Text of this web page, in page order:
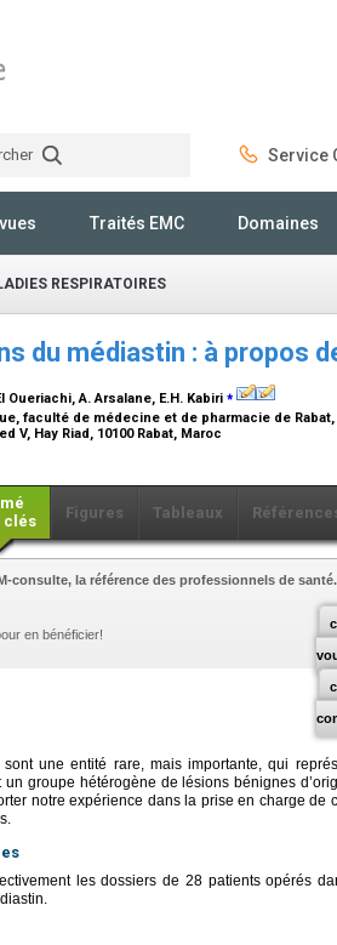
Service
Traités EMC Domaines
RESPIRATOIRES
du médiastin : à propos
Oueriachi, A. Arsalane, E.H. Kabiri ⁎
faculté de médecine et de pharmacie de
V, Hay Riad, 10100 Rabat, Maroc
clés
Figures Tableaux
consulte, la référence des professionnels de santé.
en bénéficier!
sont une entité rare, mais importante, qui
un groupe hétérogène de lésions bénignes
notre expérience dans la prise en charge de
les dossiers de 28 patients opérés